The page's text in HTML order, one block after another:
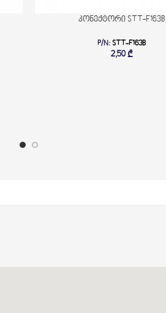
კონექტორი STT-F163B
P/N: STT-F163B
2,50 ₾